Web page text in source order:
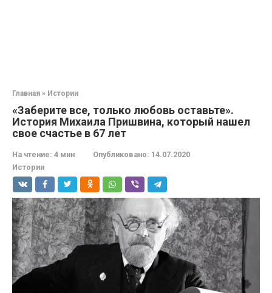
Главная » Истории
«Заберите все, только любовь оставьте».
История Михаила Пришвина, который нашел
свое счастье в 67 лет
На чтение: 4 мин Опубликовано: 14.07.2020
Истории